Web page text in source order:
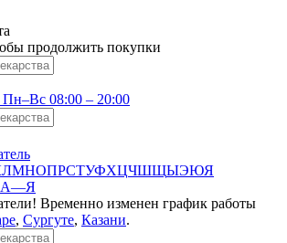
продолжить покупки
Пн–Вс 08:00 – 20:00
ЛМНОПРСТУФХЦЧШЩЫЭЮЯ
А—Я
Временно изменен график работы
, Сургуте, Казани.